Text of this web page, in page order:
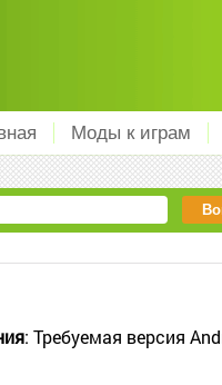
Моды к играм
: Требуемая версия